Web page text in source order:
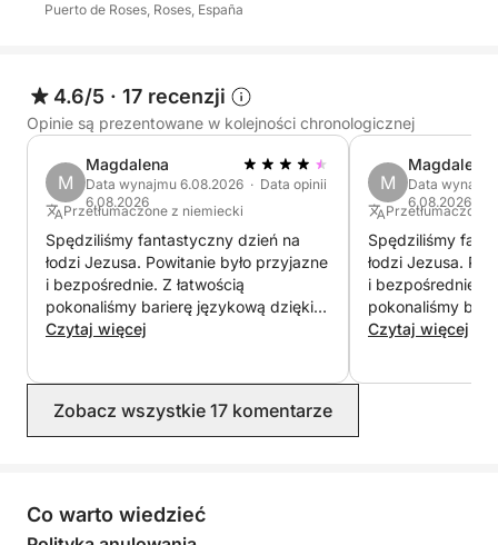
Puerto de Roses, Roses, España
4.6/5 · 17 recenzji
Opinie są prezentowane w kolejności chronologicznej
M
Magdalena
Data wynajmu 6.08.2026 · Data opinii
6.08.2026
Przetłumaczone z niemiecki
Spędziliśmy fantastyczny dzień na
łodzi Jezusa. Powitanie było przyjazne
i bezpośrednie. Z łatwością
pokonaliśmy barierę językową dzięki
aplikacji do tłumaczenia i odrobinie
zarezerwowalibyśmy łódź ponownie w
przyszłym roku! :-)
Czytaj więcej
M
Magdalena
Data
6.08.2026
Przetłumaczone
Spędziliśmy
łodzi Jezusa.
i bezpośrednie. Z
pokonaliśmy
aplikacji do
Czytaj więcej
Zobacz wszystkie 17 komentarze
Co warto wiedzieć